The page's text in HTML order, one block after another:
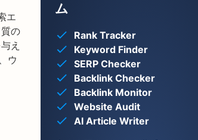
エ
の
え
ウ
ム
Rank Tracker
Keyword Finder
SERP Checker
Backlink Checker
Backlink Monitor
Website Audit
AI Article Writer